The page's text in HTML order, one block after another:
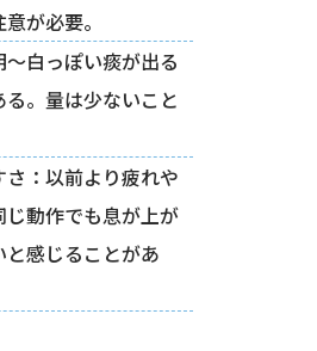
が必要。
〜白っぽい痰が出る
る。量は少ないこと
さ：以前より疲れや
じ動作でも息が上が
と感じることがあ